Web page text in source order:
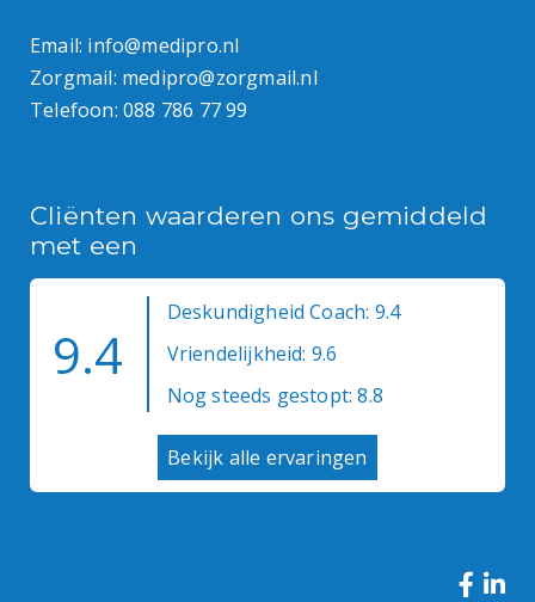
Email: info@medipro.nl
Zorgmail: medipro@zorgmail.nl
Telefoon: 088 786 77 99
Cliënten waarderen ons gemiddeld
met een
9.4
Deskundigheid Coach: 9.4
Vriendelijkheid: 9.6
Nog steeds gestopt: 8.8
Bekijk alle ervaringen